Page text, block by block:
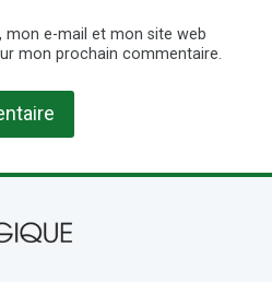
mon e-mail et mon site web
mon prochain commentaire.